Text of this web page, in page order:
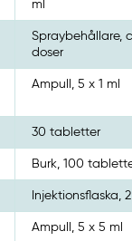
ml
Spraybehållare,
doser
Ampull, 5 x 1 ml
30 tabletter
Burk, 100
Injektionsflaska,
Ampull, 5 x 5 ml